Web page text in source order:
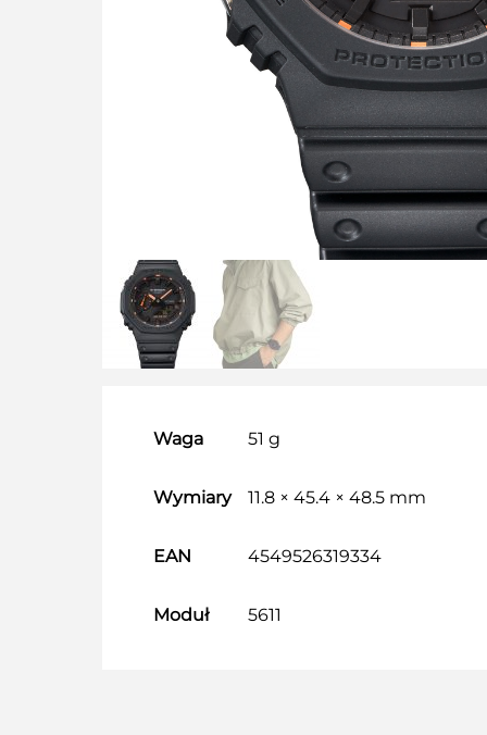
Waga 51 g
Wymiary 11.8 × 45.4 × 48.5 mm
EAN 4549526319334
Moduł 5611